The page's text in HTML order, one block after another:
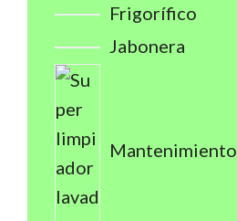
Frigorífico
Jabonera
Mantenimiento